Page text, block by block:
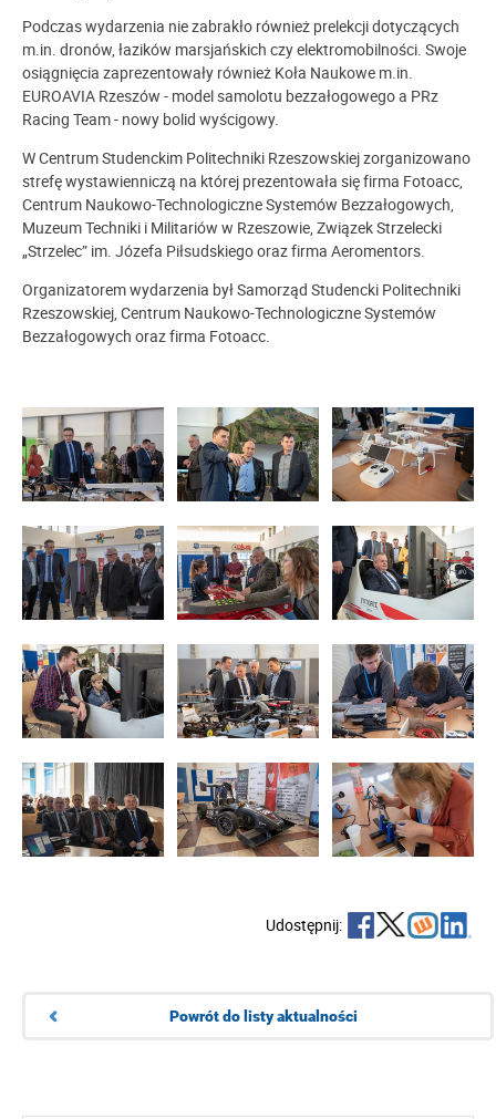
Podczas wydarzenia nie zabrakło również prelekcji dotyczących
m.in. dronów, łazików marsjańskich czy elektromobilności. Swoje
osiągnięcia zaprezentowały również Koła Naukowe m.in.
EUROAVIA Rzeszów - model samolotu bezzałogowego a PRz
Racing Team - nowy bolid wyścigowy.
W Centrum Studenckim Politechniki Rzeszowskiej zorganizowano
strefę wystawienniczą na której prezentowała się firma Fotoacc,
Centrum Naukowo-Technologiczne Systemów Bezzałogowych,
Muzeum Techniki i Militariów w Rzeszowie, Związek Strzelecki
„Strzelec” im. Józefa Piłsudskiego oraz firma Aeromentors.
Organizatorem wydarzenia był Samorząd Studencki Politechniki
Rzeszowskiej, Centrum Naukowo-Technologiczne Systemów
Bezzałogowych oraz firma Fotoacc.
Udostępnij:
Powrót do listy aktualności